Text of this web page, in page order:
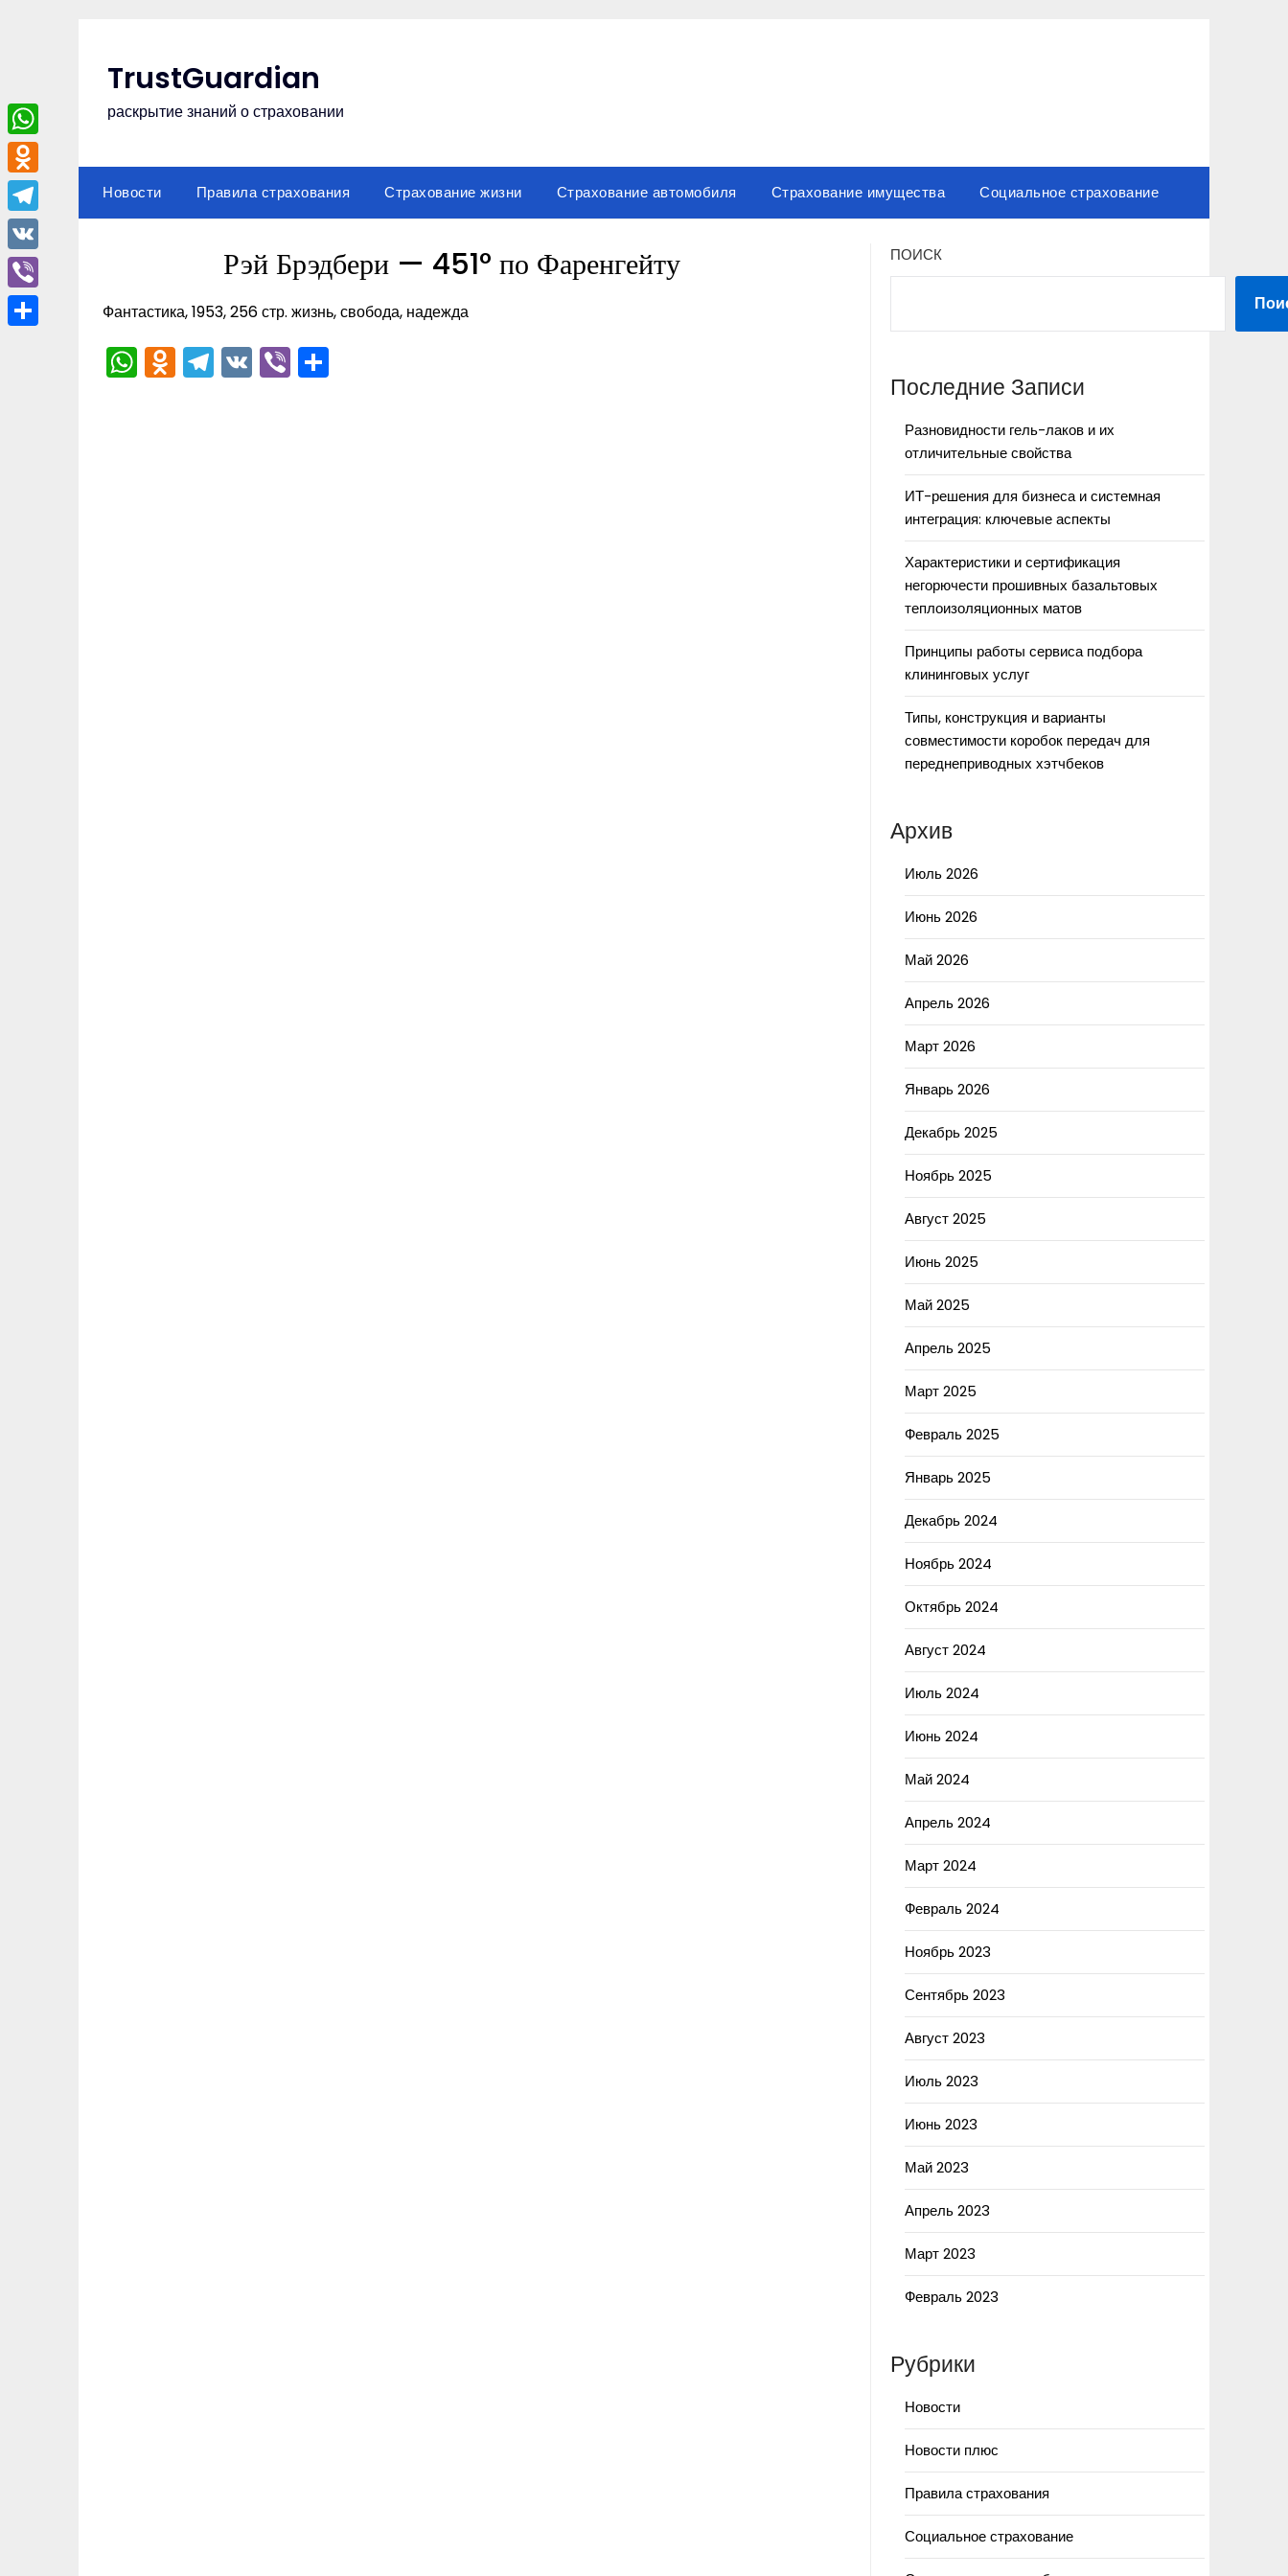
TrustGuardian
раскрытие знаний о страховании
Новости Правила страхования Страхование жизни Страхование автомобиля Страхование имущества Социальное страхование
Рэй Брэдбери — 451° по Фаренгейту
Фантастика, 1953, 256 стр. жизнь, свобода, надежда
WhatsApp
Odnoklassniki
Telegram
VKViber
ПОИСК
Последние Записи
Разновидности гель-лаков и их
отличительные свойства
ИТ-решения для бизнеса и системная
интеграция: ключевые аспекты
Характеристики и сертификация
негорючести прошивных базальтовых
теплоизоляционных матов
Принципы работы сервиса подбора
клининговых услуг
Типы, конструкция и варианты
совместимости коробок передач для
переднеприводных хэтчбеков
Архив
Июль 2026
Июнь 2026
Май 2026
Апрель 2026
Март 2026
Январь 2026
Декабрь 2025
Ноябрь 2025
Август 2025
Июнь 2025
Май 2025
Апрель 2025
Март 2025
Февраль 2025
Январь 2025
Декабрь 2024
Ноябрь 2024
Октябрь 2024
Август 2024
Июль 2024
Июнь 2024
Май 2024
Апрель 2024
Март 2024
Февраль 2024
Ноябрь 2023
Сентябрь 2023
Август 2023
Июль 2023
Июнь 2023
Май 2023
Апрель 2023
Март 2023
Февраль 2023
Рубрики
Новости
Новости плюс
Правила страхования
Социальное страхование
WhatsApp
Odnoklassniki
Telegram
VK
Viber